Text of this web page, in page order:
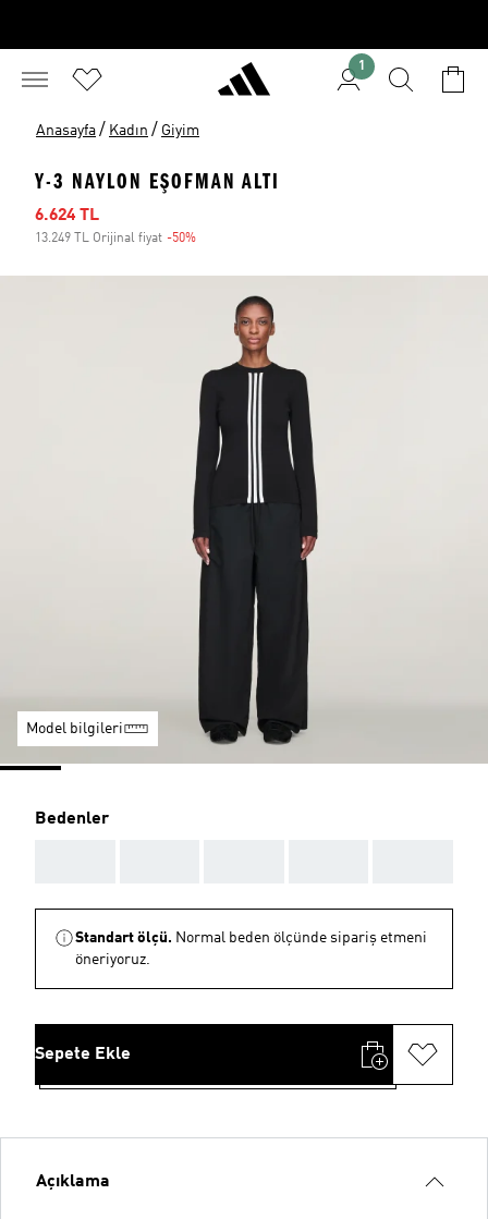
1
Anasayfa / Kadın / Giyim
Y-3 NAYLON EŞOFMAN ALTI
İndirimli fiyat
6.624 TL
13.249 TL Orijinal fiyat -50%
Model bilgileri
Bedenler
Standart ölçü. Normal beden ölçünde sipariş etmeni
öneriyoruz.
Sepete Ekle
Açıklama